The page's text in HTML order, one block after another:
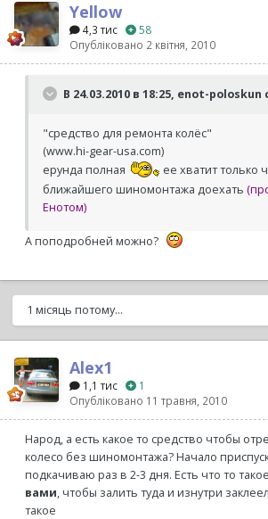
Yellow
4,3 тис
58
Опубліковано 2 квітня, 2010
В 24.03.2010 в 18:25, enot-poloskun
"средство для ремонта колёс"
(www.hi-gear-usa.com)
ерунда полная
ее хватит только
ближайшего шиномонтажа доехать
Енотом)
А поподробней можно?
1 місяць потому...
Alex1
1,1 тис
1
Опубліковано 11 травня, 2010
Народ, а есть какое то средство чтобы
колесо без шиномонтажа? Начало
подкачиваю раз в 2-3 дня. Есть что то
вами, чтобы залить туда и изнутри
такое